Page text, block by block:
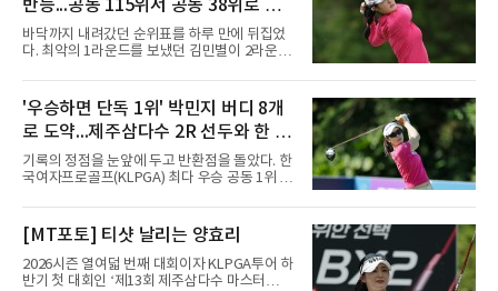
개인 18홀 최저타를 세웠던 그는 최종 합계 17언
더파 125타로, 공동 2위 박태완과 안해천(이상
13언더파 129타)을 4타 차로 따돌렸다. 우승 상
금은 2천만원이다.여정에는 성장이 담겼다.
회 대회에서 데뷔 첫 승을 거뒀다.
반등...공동 115위서 공동 38위로 도
약
바닥까지 내려갔던 순위표를 하루 만에 뒤집었
다. 최악의 1라운드를 보냈던 김민별이 2라운드
귀포의 테디밸리 골프앤리조트(파72)에서 열린
2026시즌 한국여자프로골프(KLPGA) 투어 제주
삼다수 마스터스(총상금 10억 원) 2라운드에서
보기 없이 버디만 7개를 잡아 7언더파 65타를 쳤
다. 중간합계 1언더파 143타를 기록한 그는 전날
공동 115위에서 무려 77계단 뛰어오른 공동 38
위로 컷을 통과했다. 이번 대회 컷 기준은 1오버
오버파 78타로 공동 115위에 머물러 컷 탈락이
'우승하면 단독 1위' 박민지 버디 8개
로 도약...제주삼다수 2R 선두와 한 타
차
기록의 정점을 눈앞에 두고 반환점을 돌았다. 한
국여자프로골프(KLPGA) 최다 우승 공동 1위 박
서 선두권으로 올라섰다.통산 20승의 박민지는
7일 제주 서귀포시 테디밸리 골프앤리조트(파
72)에서 열린 2라운드에서 버디 8개와 보기 1개
를 묶어 7언더파 65타를 쳤다. 1라운드에서 71
타로 공동 30위에 머물렀던 그는 8언더파 136타
[MT포토] 티샷 날리는 양효리
2026시즌 열여덟 번째 대회이자 KLPGA투어 하
반기 첫 대회인 ‘제13회 제주삼다수 마스터